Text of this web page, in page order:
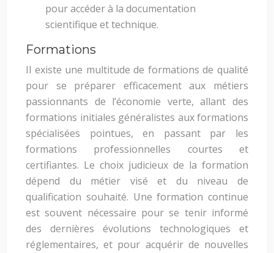
pour accéder à la documentation
scientifique et technique.
Formations
Il existe une multitude de formations de qualité
pour se préparer efficacement aux métiers
passionnants de l’économie verte, allant des
formations initiales généralistes aux formations
spécialisées pointues, en passant par les
formations professionnelles courtes et
certifiantes. Le choix judicieux de la formation
dépend du métier visé et du niveau de
qualification souhaité. Une formation continue
est souvent nécessaire pour se tenir informé
des dernières évolutions technologiques et
réglementaires, et pour acquérir de nouvelles